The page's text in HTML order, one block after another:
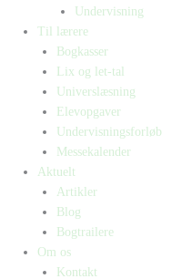
Undervisning
Til lærere
Bogkasser
Lix og let-tal
Universlæsning
Elevopgaver
Undervisningsforløb
Messekalender
Aktuelt
Artikler
Blog
Bogtrailere
Om os
Kontakt